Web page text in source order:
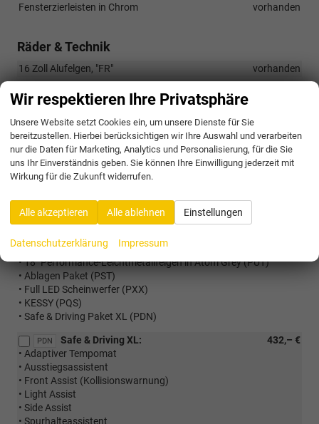
Fensterzierleisten in Chrom
vorhanden
Räder & Technik
16 Zoll Alufelgen, "FR"
vorhanden
Optionale Extras
Pakete
• Gepäckraumhaken
• Induktive Ladestation
• Mittelarmlehne vorne
FR+ Paket:
• 18" Performance-Leichtmetallfelgen in Atom Grey (PUT)
• Ablagen Paket (PST)
• Full LED Scheinwerfer (PXX)
• KESSY (PQS)
• Safe & Driving Paket XL (PDN)
PDN 432,– €
Safe & Driving XL:
• Adaptiver Tempomat
• Ausstiegsassistent
• Front Assist (Kollisionswarnung)
• Light Assist
• Side Assist
• Spurhalteassistent
Wir respektieren Ihre Privatsphäre
Unsere Website setzt Cookies ein, um unsere Dienste für Sie
bereitzustellen. Hierbei berücksichtigen wir Ihre Auswahl und verarbeiten
nur die Daten für Marketing, Analytics und Personalisierung, für die Sie
uns Ihr Einverständnis geben. Sie können Ihre Einwilligung jederzeit mit
Wirkung für die Zukunft widerrufen.
Alle akzeptieren Alle ablehnen Einstellungen
Datenschutzerklärung Impressum